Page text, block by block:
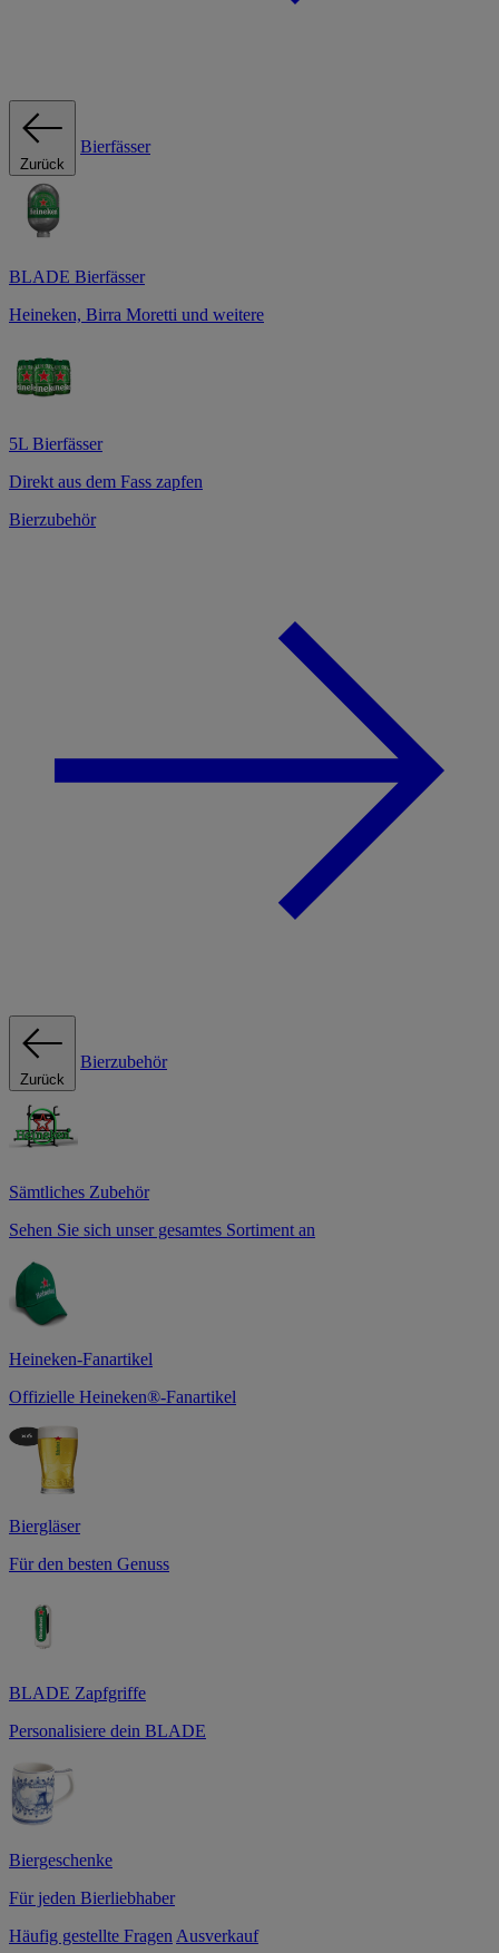
Zurück
Bierfässer
BLADE Bierfässer
Heineken, Birra Moretti und weitere
5L Bierfässer
Direkt aus dem Fass zapfen
Bierzubehör
Zurück
Bierzubehör
Sämtliches Zubehör
Sehen Sie sich unser gesamtes Sortiment an
Heineken-Fanartikel
Offizielle Heineken®-Fanartikel
Biergläser
Für den besten Genuss
BLADE Zapfgriffe
Personalisiere dein BLADE
Biergeschenke
Für jeden Bierliebhaber
Häufig gestellte Fragen Ausverkauf